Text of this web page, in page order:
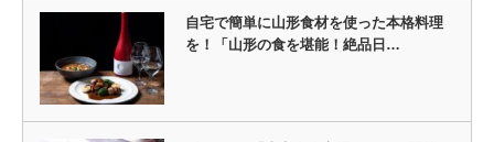
自宅で簡単に山形食材を使った本格料理
を！「山形の食を堪能！絶品日…